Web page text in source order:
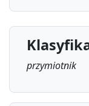
przymiotnik